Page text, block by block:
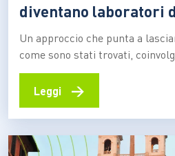
diventano laboratori
Un approccio che punta a
come sono stati trovati,
imprese e visitatori nella
culturali e nella creazione di
un territorio oppure a
modo in cui…
Leggi →